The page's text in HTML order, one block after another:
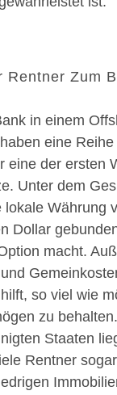
Rentner Zum
in einem
eine Reihe
eine der ersten
Unter dem
Währung
Dollar
macht.
so viel wie
zu
Staaten
Rentner